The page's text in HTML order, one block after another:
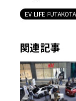
EV:LIFE
関連記事